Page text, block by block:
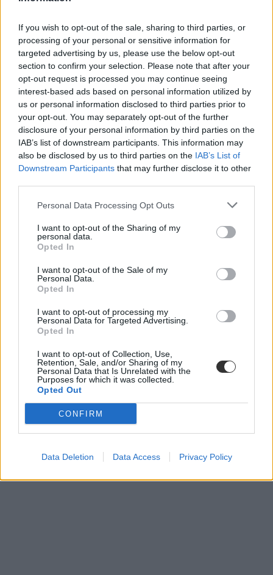
If you wish to opt-out of the sale, sharing to third parties, or
processing of your personal or sensitive information for
targeted advertising by us, please use the below opt-out
section to confirm your selection. Please note that after your
opt-out request is processed you may continue seeing
interest-based ads based on personal information utilized by
us or personal information disclosed to third parties prior to
your opt-out. You may separately opt-out of the further
disclosure of your personal information by third parties on the
IAB’s list of downstream participants. This information may
also be disclosed by us to third parties on the IAB’s List of
Downstream Participants that may further disclose it to other
Personal Data Processing Opt Outs
I want to opt-out of the Sharing of my
personal data.
Opted In
I want to opt-out of the Sale of my
Personal Data.
Opted In
I want to opt-out of processing my
Personal Data for Targeted Advertising.
Opted In
I want to opt-out of Collection, Use,
Retention, Sale, and/or Sharing of my
Personal Data that Is Unrelated with the
Purposes for which it was collected.
Opted Out
CONFIRM
Data Deletion Data Access Privacy Policy
libri
LMBTQI
Rácz-Stefán Tibor